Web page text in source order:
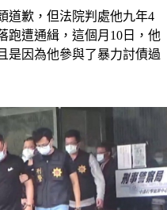
道歉，但法院判處他九年4
跑遭通緝，這個月10日，他
是因為他參與了暴力討債過